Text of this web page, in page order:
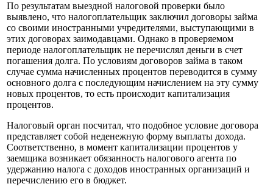
По результатам выездной налоговой проверки было
выявлено, что налогоплательщик заключил договоры займа
со своими иностранными учредителями, выступающими в
этих договорах заимодавцами. Однако в проверяемом
периоде налогоплательщик не перечислял деньги в счет
погашения долга. По условиям договоров займа в таком
случае сумма начисленных процентов переводится в сумму
основного долга с последующим начислением на эту сумму
новых процентов, то есть происходит капитализация
процентов.
Налоговый орган посчитал, что подобное условие договора
представляет собой неденежную форму выплаты дохода.
Соответственно, в момент капитализации процентов у
заемщика возникает обязанность налогового агента по
удержанию налога с доходов иностранных организаций и
перечислению его в бюджет.